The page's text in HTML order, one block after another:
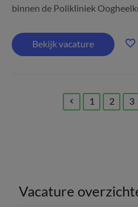
binnen de Polikliniek
Bekijk vacature
1 2 3
Vacature